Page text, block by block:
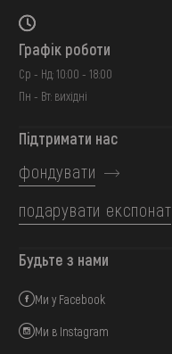
Графік роботи
Ср - Нд: 10:00 - 18:00
Пн - Вт: вихідні
Підтримати нас
фондувати
подарувати експонат
Будьте з нами
Ми у Facebook
Ми в Instagram